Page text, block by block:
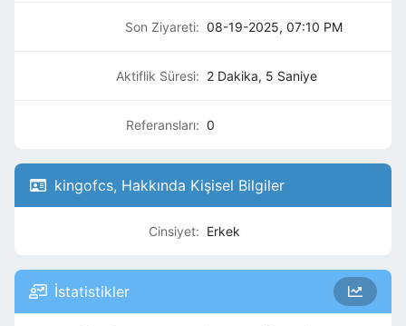
Son Ziyareti: 08-19-2025, 07:10 PM
Aktiflik Süresi: 2 Dakika, 5 Saniye
Referansları: 0
kingofcs, Hakkında Kişisel Bilgiler
Cinsiyet: Erkek
İstatistikler